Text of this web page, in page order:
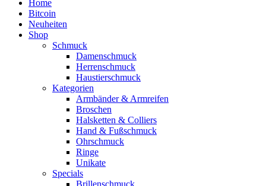
Home
Bitcoin
Neuheiten
Shop
Schmuck
Damenschmuck
Herrenschmuck
Haustierschmuck
Kategorien
Armbänder & Armreifen
Broschen
Halsketten & Colliers
Hand & Fußschmuck
Ohrschmuck
Ringe
Unikate
Specials
Brillenschmuck